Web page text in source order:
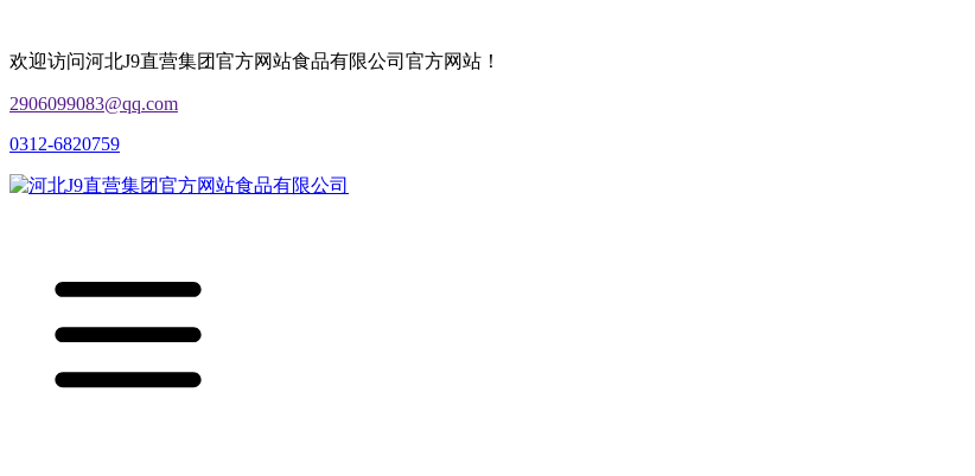
欢迎访问河北J9直营集团官方网站食品有限公司官方网站！
2906099083@qq.com
0312-6820759